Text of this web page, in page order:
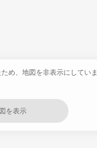
め、地図を非表示にしていま
を表示